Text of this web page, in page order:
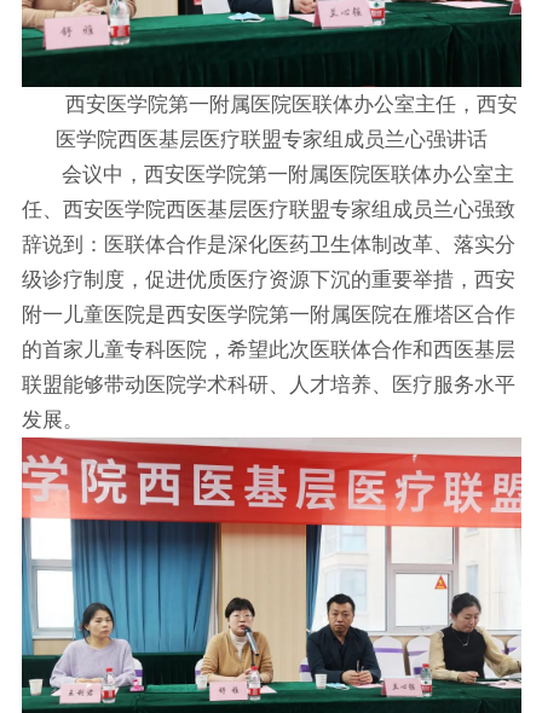
西安医学院第一附属医院医联体办公室主任，西安
医学院西医基层医疗联盟专家组成员兰心强讲话
会议中，西安医学院第一附属医院医联体办公室主
任、西安医学院西医基层医疗联盟专家组成员兰心强致
辞说到：医联体合作是深化医药卫生体制改革、落实分
级诊疗制度，促进优质医疗资源下沉的重要举措，西安
附一儿童医院是西安医学院第一附属医院在雁塔区合作
的首家儿童专科医院，希望此次医联体合作和西医基层
联盟能够带动医院学术科研、人才培养、医疗服务水平
发展。